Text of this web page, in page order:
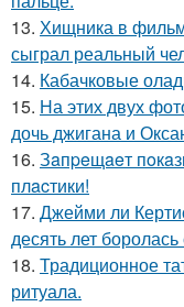
13. Хищника в
сыграл реальный
14. Кабачковые
15. На этих двух
дочь джигана и
16. Зaпpeщaeт
плacтики!
17. Джейми ли
десять лет
18. Традиционное
ритуала.